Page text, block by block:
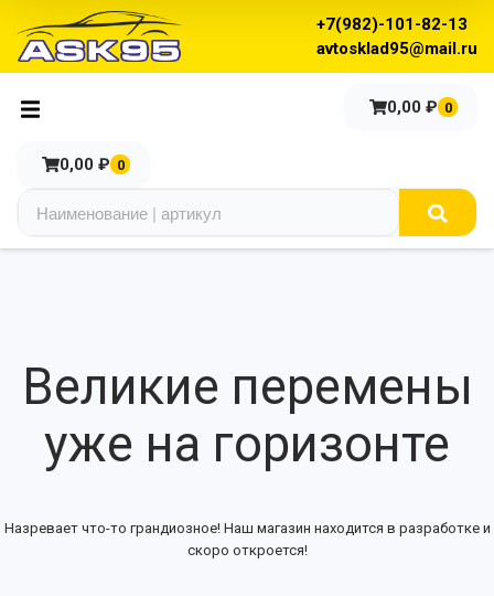
+7(982)-101-82-13
avtosklad95@mail.ru
0,00 ₽ 0
0,00 ₽ 0
Великие перемены
уже на горизонте
Назревает что-то грандиозное! Наш магазин находится в разработке и
скоро откроется!